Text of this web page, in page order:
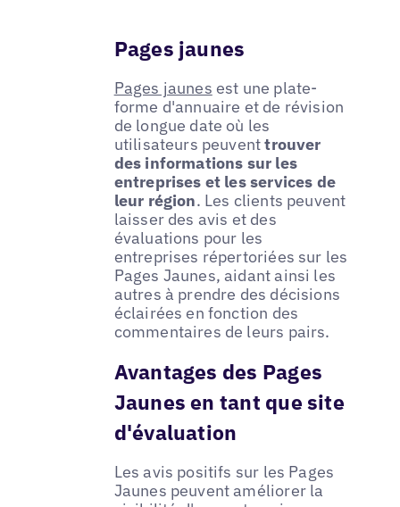
Pages jaunes
Pages jaunes est une plate-
forme d'annuaire et de révision
de longue date où les
utilisateurs peuventtrouver
des informations sur les
entreprises et les services de
leur région. Les clients peuvent
laisser des avis et des
évaluations pour les
entreprises répertoriées sur les
Pages Jaunes, aidant ainsi les
autres à prendre des décisions
éclairées en fonction des
commentaires de leurs pairs.
Avantages des Pages
Jaunes en tant que site
d'évaluation
Les avis positifs sur les Pages
Jaunes peuvent améliorer la